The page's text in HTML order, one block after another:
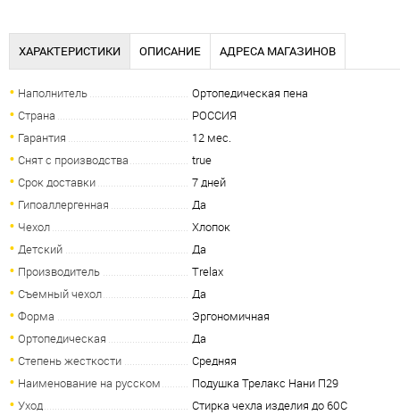
ХАРАКТЕРИСТИКИ ОПИСАНИЕ АДРЕСА МАГАЗИНОВ
Наполнитель
Ортопедическая пена
Страна
РОССИЯ
Гарантия
12 мес.
Снят с производства
true
Срок доставки
7 дней
Гипоаллергенная
Да
Чехол
Хлопок
Детский
Да
Производитель
Trelax
Съемный чехол
Да
Форма
Эргономичная
Ортопедическая
Да
Степень жесткости
Средняя
Наименование на русском
Подушка Трелакс Нани П29
Уход
Стирка чехла изделия до 60С